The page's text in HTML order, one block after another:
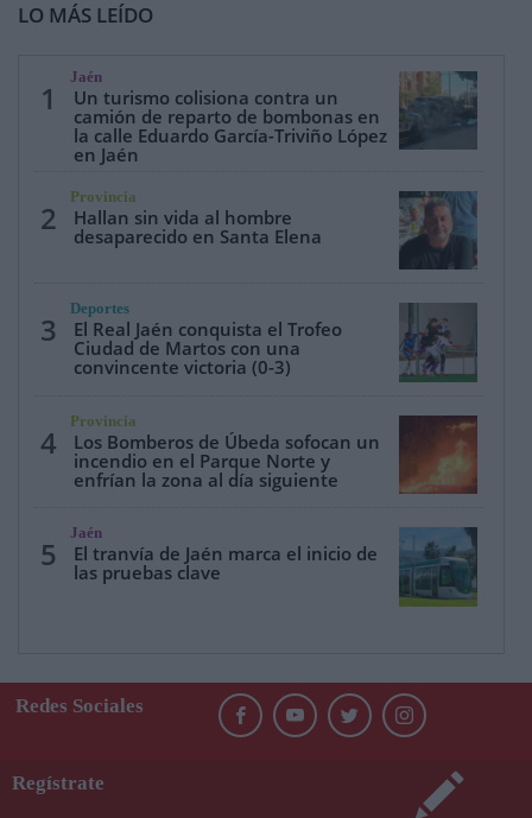
LO MÁS LEÍDO
1
Jaén
Un turismo colisiona contra un
camión de reparto de bombonas en
la calle Eduardo García-Triviño López
en Jaén
2
Provincia
Hallan sin vida al hombre
desaparecido en Santa Elena
3
Deportes
El Real Jaén conquista el Trofeo
Ciudad de Martos con una
convincente victoria (0-3)
4
Provincia
Los Bomberos de Úbeda sofocan un
incendio en el Parque Norte y
enfrían la zona al día siguiente
5
Jaén
El tranvía de Jaén marca el inicio de
las pruebas clave
Redes Sociales
Regístrate